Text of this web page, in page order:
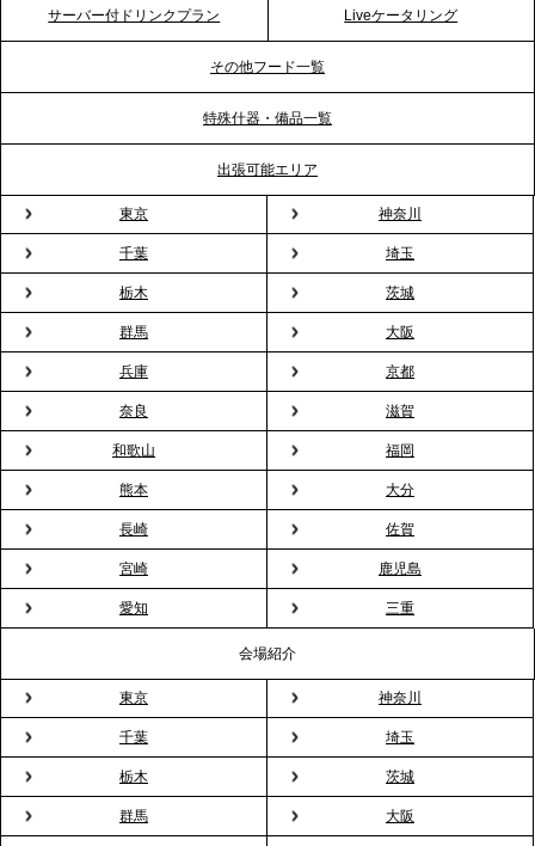
テーブル、横浜事務所を新設。神奈川エリアのサー
ビス提供体制を強化し、質の高い「場づくり」をサ
TBS「Nスタ」で、2ndTable「1DISH」の花見オー
ドブルが紹介されました
2026.3.23
プレスリリースのご案内｜入社式の“そのまま懇親
会”が企業で広がる。 新入社員の交流を支える『オフ
ィスケータリング』という新しい活用法
2026.3.20
NHK「ニュースウオッチ9」で、2ndTable「室内花
見」が紹介されました
2026.3.16
プレスリリースのご案内｜2026年、春の親睦は「花
粉レス」な室内花見。福利厚生としても注目され
る、快適で新しいお花見体験
2026.3.5
プレスリリースのご案内｜「室内お花見」の法人利
用が前年比4倍に急増。オフィスに桜が届く福利厚生
の新定番
サーバー付ドリンクプラン Liveケータリング
その他フード一覧
特殊什器・備品一覧
出張可能エリア
東京 神奈川
千葉 埼玉
栃木 茨城
群馬 大阪
兵庫 京都
奈良 滋賀
和歌山 福岡
熊本 大分
長崎 佐賀
宮崎 鹿児島
愛知 三重
会場紹介
東京 神奈川
千葉 埼玉
栃木 茨城
群馬 大阪